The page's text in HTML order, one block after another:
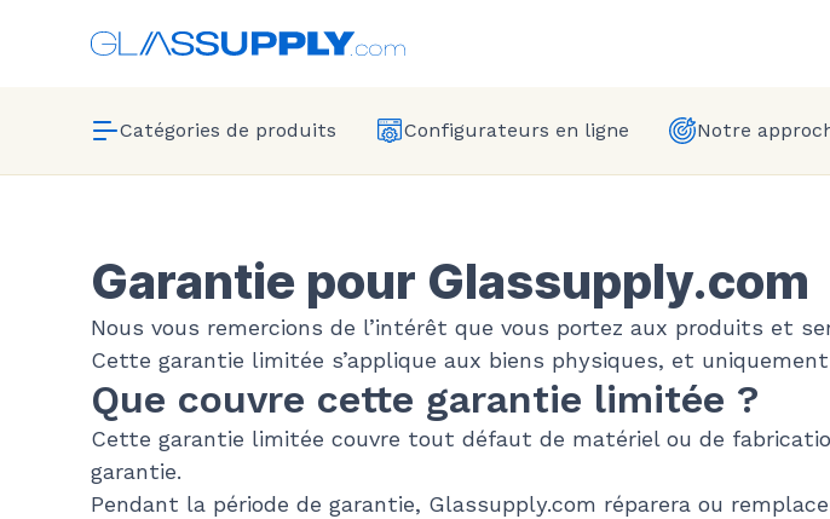
Catégories de produits Configurateurs en ligne Notre
Garantie pour Glassupply.com
Nous vous remercions de l’intérêt que vous portez aux produits et
Cette garantie limitée s’applique aux biens physiques, et
Que couvre cette garantie limitée ?
Cette garantie limitée couvre tout défaut de matériel ou de
garantie.
Pendant la période de garantie, Glassupply.com réparera ou